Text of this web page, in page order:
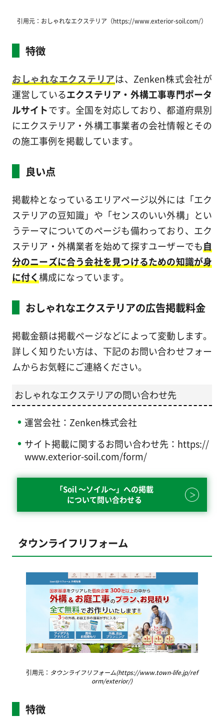
引用元：おしゃれなエクステリア（https://www.exterior-soil.com/）
特徴
おしゃれなエクステリアは、Zenken株式会社が
運営しているエクステリア・外構工事専門ポータ
ルサイトです。全国を対応しており、都道府県別
にエクステリア・外構工事業者の会社情報とその
の施工事例を掲載しています。
良い点
掲載枠となっているエリアページ以外には「エク
ステリアの豆知識」や「センスのいい外構」とい
うテーマについてのページも備わっており、エク
ステリア・外構業者を始めて探すユーザーでも自
分のニーズに合う会社を見つけるための知識が身
に付く構成になっています。
おしゃれなエクステリアの広告掲載料金
掲載金額は掲載ページなどによって変動します。
詳しく知りたい方は、下記のお問い合わせフォー
ムからお気軽にご連絡ください。
おしゃれなエクステリアの問い合わせ先
運営会社：Zenken株式会社
サイト掲載に関するお問い合わせ先：https://
www.exterior-soil.com/form/
「Soil ～ソイル～」への掲載
について問い合わせる
タウンライフリフォーム
引用元： タウンライフリフォーム(https://www.town-life.jp/ref
orm/exterior/)
特徴